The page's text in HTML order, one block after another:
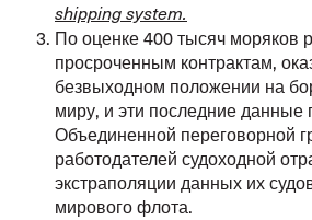
shipping system.
По оценке 400 тысяч моряков
просроченным контрактам,
безвыходном положении на
миру, и эти последние данные
Объединенной переговорной
работодателей судоходной
экстраполяции данных их
мирового флота.